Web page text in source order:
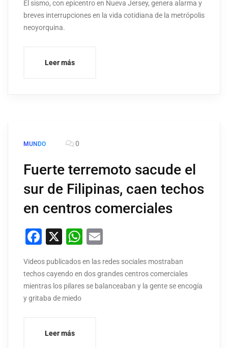
El sismo, con epicentro en Nueva Jersey, genera alarma y
breves interrupciones en la vida cotidiana de la metrópolis
neoyorquina.
Leer más
MUNDO 0
Fuerte terremoto sacude el
sur de Filipinas, caen techos
en centros comerciales
Facebook
X WhatsApp
Videos publicados en las redes sociales mostraban
techos cayendo en dos grandes centros comerciales
mientras los pilares se balanceaban y la gente se encogía
y gritaba de miedo
Leer más